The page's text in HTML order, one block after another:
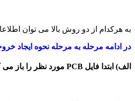
به هرکدام از دو روش بالا می توان
در ادامه مرحله به مرحله نحوه ایجاد
الف) ابتدا فایل PCB مورد نظر را باز می کنیم